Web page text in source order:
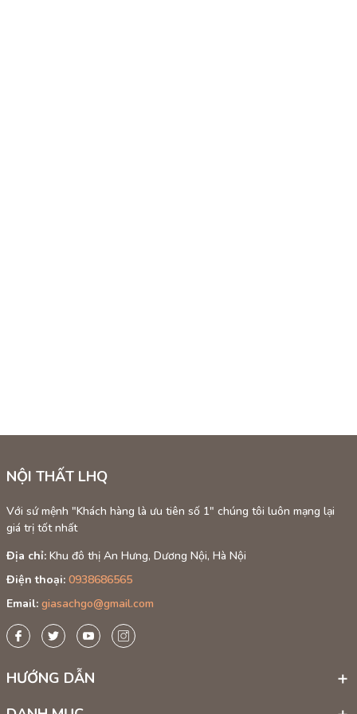
NỘI THẤT LHQ
Với sứ mệnh "Khách hàng là ưu tiên số 1" chúng tôi luôn mạng lại
giá trị tốt nhất
Địa chỉ: Khu đô thị An Hưng, Dương Nội, Hà Nội
Điện thoại: 0938686565
Email: giasachgo@gmail.com
HƯỚNG DẪN